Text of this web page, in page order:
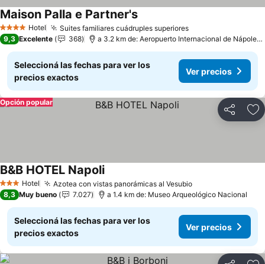
4 EstrellasHotel Suites familiares cuádruples superioresVer precios
Maison Palla e Partner'sVer precios
9,3 Excelente 368 a 3.2 km de: Aeropuerto Internacional de Nápoles
Seleccioná las fechas para ver los
precios exactos
Ver precios
Compartir
Opción popular
3 Estrellas
Hotel Azotea con vistas panorámicas al VesubioVer precios
B&B HOTEL NapoliVer precios
8,3 Muy bueno 7.027 a 1.4 km de: Museo Arqueológico Nacional
Seleccioná las fechas para ver los
precios exactos
Ver precios